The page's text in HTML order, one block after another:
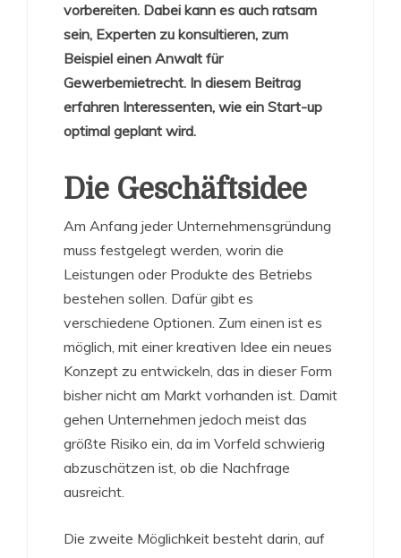
vorbereiten. Dabei kann es auch ratsam
sein, Experten zu konsultieren, zum
Beispiel einen Anwalt für
Gewerbemietrecht. In diesem Beitrag
erfahren Interessenten, wie ein Start-up
optimal geplant wird.
Die Geschäftsidee
Am Anfang jeder Unternehmensgründung
muss festgelegt werden, worin die
Leistungen oder Produkte des Betriebs
bestehen sollen. Dafür gibt es
verschiedene Optionen. Zum einen ist es
möglich, mit einer kreativen Idee ein neues
Konzept zu entwickeln, das in dieser Form
bisher nicht am Markt vorhanden ist. Damit
gehen Unternehmen jedoch meist das
größte Risiko ein, da im Vorfeld schwierig
abzuschätzen ist, ob die Nachfrage
ausreicht.
Die zweite Möglichkeit besteht darin, auf